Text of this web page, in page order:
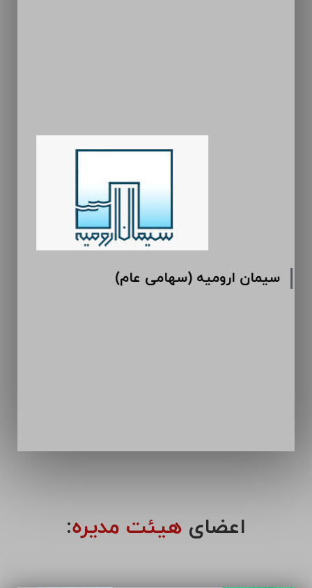
سیمان ارومیه (سهامی عام)
اعضای هیئت مدیره: